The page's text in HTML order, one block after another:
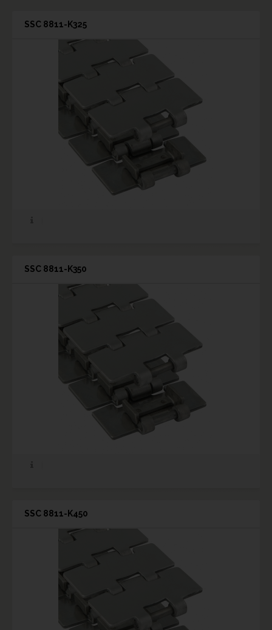
SSC 8811-K325
SSC 8811-K350
SSC 8811-K450